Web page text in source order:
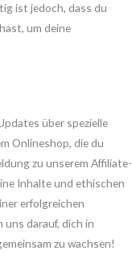
ist jedoch, dass du
um deine
über spezielle
Onlineshop, die du
zu unserem Affiliate-
Inhalte und ethischen
erfolgreichen
darauf, dich in
zu wachsen!